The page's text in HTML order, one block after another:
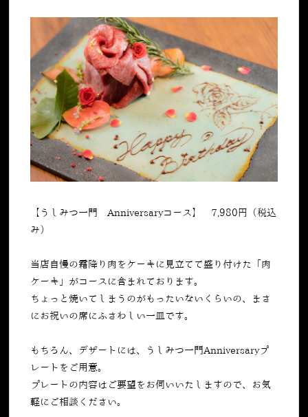
【うしみつ一門 Anniversaryコース】 7,980円（税込
み）
当店自慢の霜降り肉をケーキに見立てて盛り付けた「肉
ケーキ」がコースに含まれております。
ちょっと焼いてしまうのがもったいないくらいの、まさ
にお祝いの席にふさわしい一皿です。
もちろん、デザートには、うしみつ一門Anniversaryプ
レートをご用意。
プレートの内容はご要望をお伺いいたしますので、お気
軽にご相談ください。